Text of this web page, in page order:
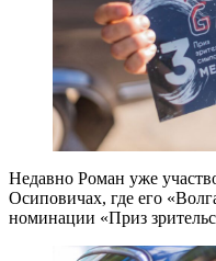
Недавно Роман уже
Осиповичах, где его
номинации «Приз